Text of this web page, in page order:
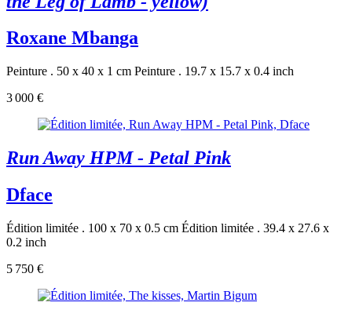
Roxane Mbanga
Peinture . 50 x 40 x 1 cm Peinture . 19.7 x 15.7 x 0.4 inch
3 000 €
Run Away HPM - Petal Pink
Dface
Édition limitée . 100 x 70 x 0.5 cm Édition limitée . 39.4 x 27.6 x
0.2 inch
5 750 €